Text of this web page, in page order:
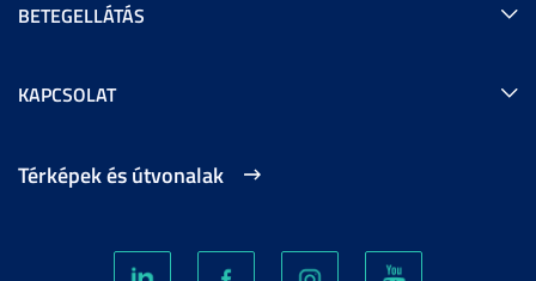
BETEGELLÁTÁS
KAPCSOLAT
Térképek és útvonalak